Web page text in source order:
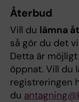
Återbud
Vill du lämna
så gör du det
Detta är
öppnat. Vill du
registreringen
du